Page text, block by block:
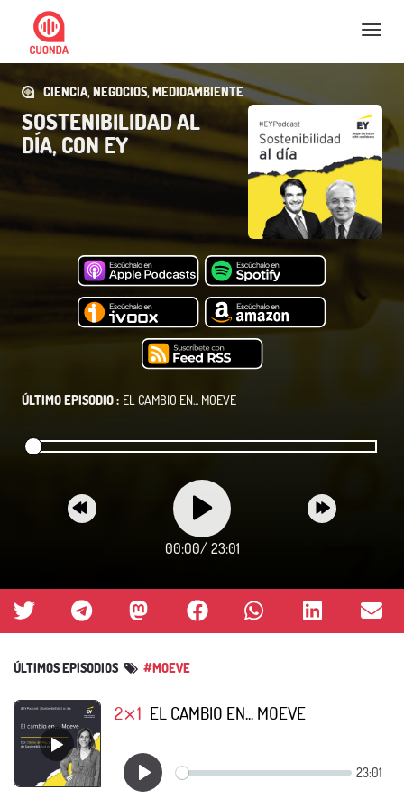
Nav
CIENCIA, NEGOCIOS, MEDIOAMBIENTE
SOSTENIBILIDAD AL
DÍA, CON EY
ÚLTIMO EPISODIO : EL CAMBIO EN... MOEVE
00:00/ 23:01
ÚLTIMOS EPISODIOS #MOEVE
2⨯1 EL CAMBIO EN... MOEVE